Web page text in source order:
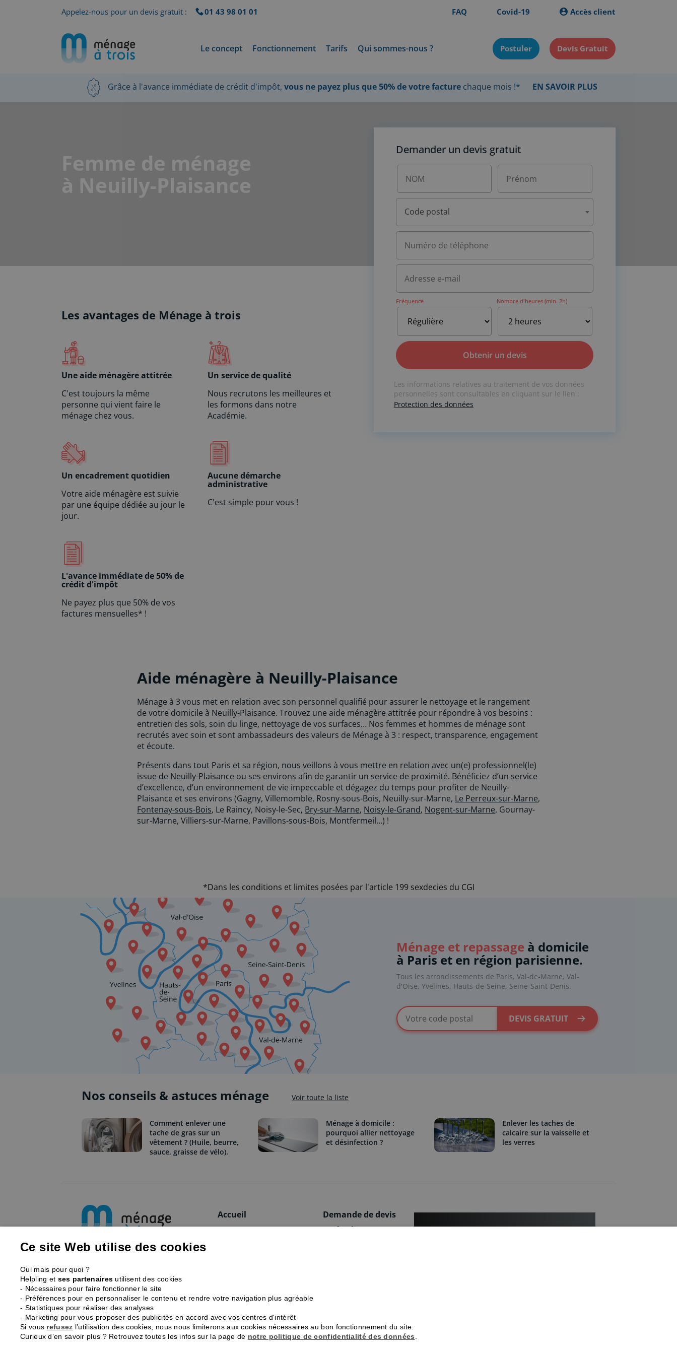
Appelez-nous pour un devis gratuit : 01 43 98 01 01 FAQ Covid-19 Accès client
Le concept Fonctionnement Tarifs Qui sommes-nous ? Postuler Devis Gratuit
Grâce à l'avance immédiate de crédit d'impôt, vous ne payez plus que 50% de votre facture chaque mois !* EN SAVOIR PLUS
Femme de ménage
à Neuilly-Plaisance
Les avantages de Ménage à trois
Une aide ménagère attitrée
C'est toujours la même
personne qui vient faire le
ménage chez vous.
Un service de qualité
Nous recrutons les meilleures et
les formons dans notre
Académie.
Un encadrement quotidien
Votre aide ménagère est suivie
par une équipe dédiée au jour le
jour.
Aucune démarche
administrative
C'est simple pour vous !
L'avance immédiate de 50% de
crédit d'impôt
Ne payez plus que 50% de vos
factures mensuelles* !
Demander un devis gratuit
Code postal
Fréquence Nombre d'heures (min. 2h)
l
t
e
Les informations relatives au traitement de vos données
personnelles sont consultables en cliquant sur le lien :
Protection des données
Aide ménagère à Neuilly-Plaisance
Ménage à 3 vous met en relation avec son personnel qualifié pour assurer le nettoyage et le rangement
de votre domicile à Neuilly-Plaisance. Trouvez une aide ménagère attitrée pour répondre à vos besoins :
entretien des sols, soin du linge, nettoyage de vos surfaces… Nos femmes et hommes de ménage sont
recrutés avec soin et sont ambassadeurs des valeurs de Ménage à 3 : respect, transparence, engagement
et écoute.
Présents dans tout Paris et sa région, nous veillons à vous mettre en relation avec un(e) professionnel(le)
issue de Neuilly-Plaisance ou ses environs afin de garantir un service de proximité. Bénéficiez d’un service
d’excellence, d’un environnement de vie impeccable et dégagez du temps pour profiter de Neuilly-
Plaisance et ses environs (Gagny, Villemomble, Rosny-sous-Bois, Neuilly-sur-Marne, Le Perreux-sur-Marne,
Fontenay-sous-Bois, Le Raincy, Noisy-le-Sec, Bry-sur-Marne, Noisy-le-Grand, Nogent-sur-Marne, Gournay-
sur-Marne, Villiers-sur-Marne, Pavillons-sous-Bois, Montfermeil…) !
*Dans les conditions et limites posées par l'article 199 sexdecies du CGI
Ménage et repassage à domicile
à Paris et en région parisienne.
Tous les arrondissements de Paris, Val-de-Marne, Val-
d'Oise, Yvelines, Hauts-de-Seine, Seine-Saint-Denis.
DEVIS GRATUIT
Nos conseils & astuces ménage Voir toute la liste
Comment enlever une
tache de gras sur un
vêtement ? (Huile, beurre,
sauce, graisse de vélo).
Ménage à domicile :
pourquoi allier nettoyage
et désinfection ?
Enlever les taches de
calcaire sur la vaisselle et
les verres
domicile à Paris et en région
parisienne.
01 43 98 01 01
Accueil
Le concept
Qui sommes-nous ?
Demande de devis
Accès client
Ce site Web utilise des cookies
Oui mais pour quoi ?
Helpling et ses partenaires utilisent des cookies
- Nécessaires pour faire fonctionner le site
- Préférences pour en personnaliser le contenu et rendre votre navigation plus agréable
- Statistiques pour réaliser des analyses
- Marketing pour vous proposer des publicités en accord avec vos centres d'intérêt
Si vous refusez l’utilisation des cookies, nous nous limiterons aux cookies nécessaires au bon fonctionnement du site.
Curieux d’en savoir plus ? Retrouvez toutes les infos sur la page de notre politique de confidentialité des données